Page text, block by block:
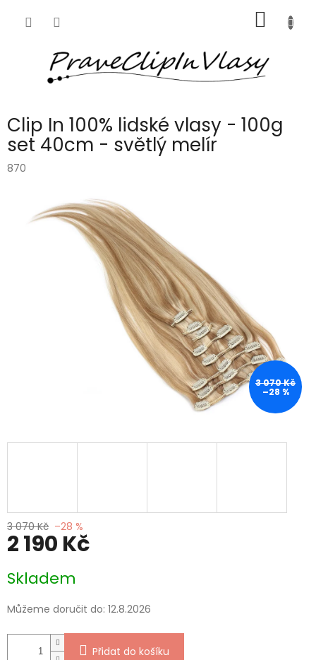
KOŠÍK
Clip In 100% lidské vlasy - 100g
set 40cm - světlý melír
870
3 070 Kč
–28 %
3 070 Kč –28 %
2 190 Kč
cena:
Skladem
Můžeme doručit do: 12.8.2026
Přidat do košíku